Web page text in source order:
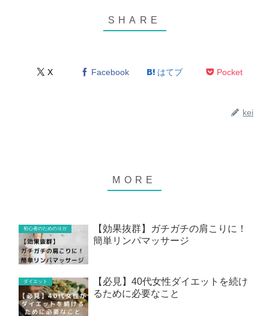
X Facebook はてブ Pocket
kei
初心者のためのヨガ
【効果抜群】ガチガチの肩こりに！
簡単リンパマッサージ
ダイエット
【必見】40代女性ダイエットを続け
るために必要なこと